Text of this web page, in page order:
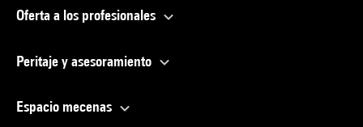
Oferta a los profesionales
Peritaje y asesoramiento
Espacio mecenas